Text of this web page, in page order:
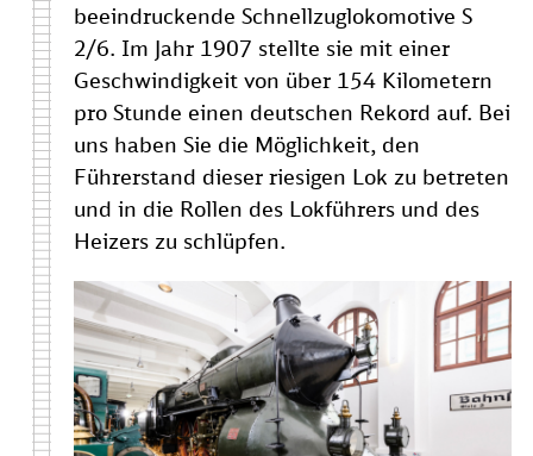
beeindruckende Schnellzuglokomotive S
2/6. Im Jahr 1907 stellte sie mit einer
Geschwindigkeit von über 154 Kilometern
pro Stunde einen deutschen Rekord auf. Bei
uns haben Sie die Möglichkeit, den
Führerstand dieser riesigen Lok zu betreten
und in die Rollen des Lokführers und des
Heizers zu schlüpfen.